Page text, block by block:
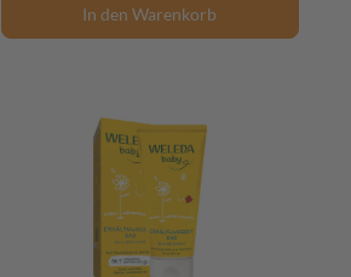
In den Warenkorb